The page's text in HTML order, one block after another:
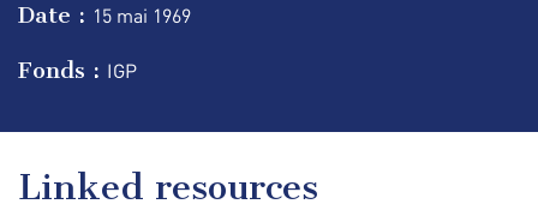
Date : 15 mai 1969
Fonds : IGP
Linked resources